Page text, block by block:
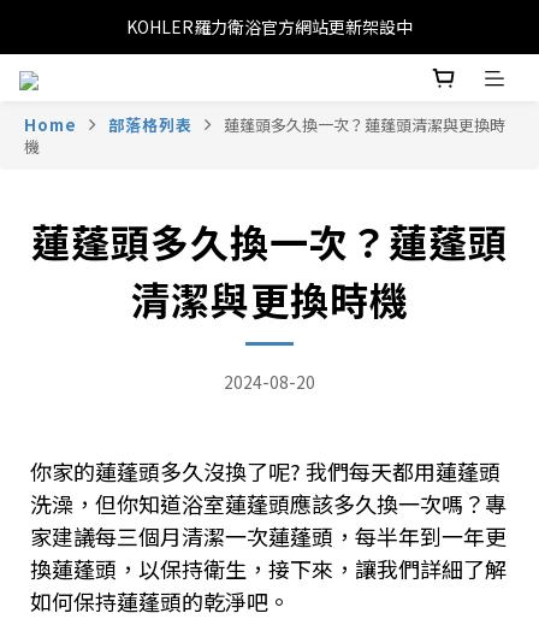
KOHLER羅力衛浴官方網站更新架設中
Home 部落格列表
蓮蓬頭多久換一次？蓮蓬頭清潔與更換時
機
蓮蓬頭多久換一次？蓮蓬頭
清潔與更換時機
2024-08-20
你家的蓮蓬頭多久沒換了呢? 我們每天都用蓮蓬頭
洗澡，但你知道浴室蓮蓬頭應該多久換一次嗎？專
家建議每三個月清潔一次蓮蓬頭，每半年到一年更
換蓮蓬頭，以保持衛生，接下來，讓我們詳細了解
如何保持蓮蓬頭的乾淨吧。